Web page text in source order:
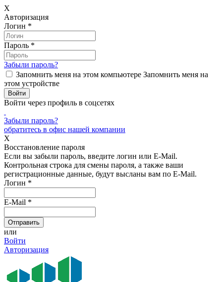
X
Авторизация
Логин *
Пароль *
Забыли пароль?
Запомнить меня на этом компьютере Запомнить меня на
этом устройстве
Войти через профиль в соцсетях
Забыли пароль?
обратитесь в офис нашей компании
X
Восстановление пароля
Если вы забыли пароль, введите логин или E-Mail.
Контрольная строка для смены пароля, а также ваши
регистрационные данные, будут высланы вам по E-Mail.
Логин *
E-Mail *
или
Войти
Авторизация